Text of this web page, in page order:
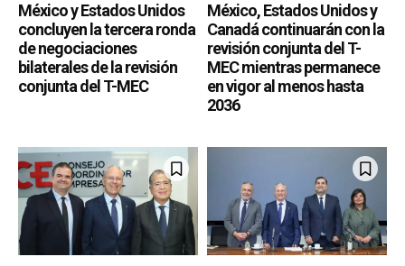
México y Estados Unidos
concluyen la tercera ronda
de negociaciones
bilaterales de la revisión
conjunta del T-MEC
México, Estados Unidos y
Canadá continuarán con la
revisión conjunta del T-
MEC mientras permanece
en vigor al menos hasta
2036